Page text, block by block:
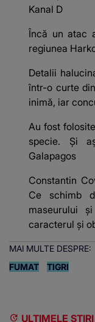
Kanal D
Încă un atac
regiunea
Detalii
într-o curte
inimă, iar
Au fost
specie. Și
Galapagos
Constantin
Ce schimb
maseurului
caracterul și
MAI MULTE DESPRE:
FUMAT
TIGRI
ULTIMELE ȘTIRI